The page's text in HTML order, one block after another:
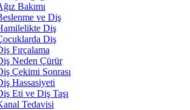
Bakımı
ve Diş
Diş
Diş
Fırçalama
Neden Çürür
Çekimi Sonrası
Hassasiyeti
Eti ve Diş Taşı
Tedavisi